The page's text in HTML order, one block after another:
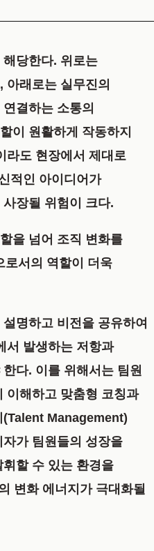
당한다. 위로는
아래로는 실무진의
결하는 소통의
이 원활하게 작동하지
라도 현장에서 제대로
적인 아이디어가
장될 위험이 크다.
을 넘어 조직 변화를
로서의 역할이 더욱
명하고 비전을 공유하여
서 발생하는 저항과
다. 이를 위해서는 팀원
이해하고 맞춤형 코칭과
(Talent Management)
가 팀원들의 성장을
할 수 있는 환경을
변화 에너지가 극대화될